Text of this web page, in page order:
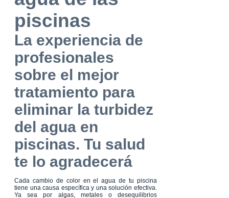
piscinas
La experiencia de
profesionales
sobre el mejor
tratamiento para
eliminar la turbidez
del agua en
piscinas. Tu salud
te lo agradecerá
Cada cambio de color en el agua de tu piscina
tiene una causa específica y una solución efectiva.
Ya sea por algas, metales o desequilibrios